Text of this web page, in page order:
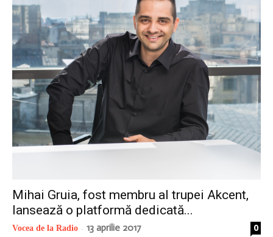
radio
Mihai Gruia, fost membru al trupei Akcent,
lansează o platformă dedicată...
Vocea de la Radio - 13 aprilie 2017 0